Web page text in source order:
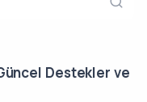
Destekler ve